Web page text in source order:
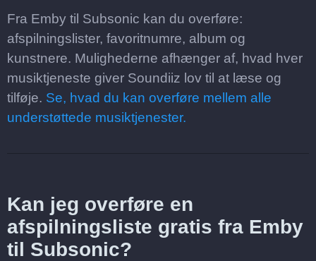
Fra Emby til Subsonic kan du overføre:
afspilningslister, favoritnumre, album og
kunstnere. Mulighederne afhænger af, hvad hver
musiktjeneste giver Soundiiz lov til at læse og
tilføje. Se, hvad du kan overføre mellem alle
understøttede musiktjenester.
Kan jeg overføre en
afspilningsliste gratis fra Emby
til Subsonic?